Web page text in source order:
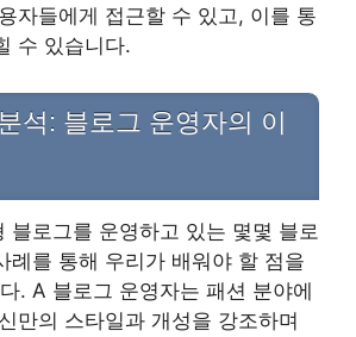
자들에게 접근할 수 있고, 이를 통
수 있습니다.
석: 블로그 운영자의 이
블로그를 운영하고 있는 몇몇 블로
례를 통해 우리가 배워야 할 점을
. A 블로그 운영자는 패션 분야에
만의 스타일과 개성을 강조하며